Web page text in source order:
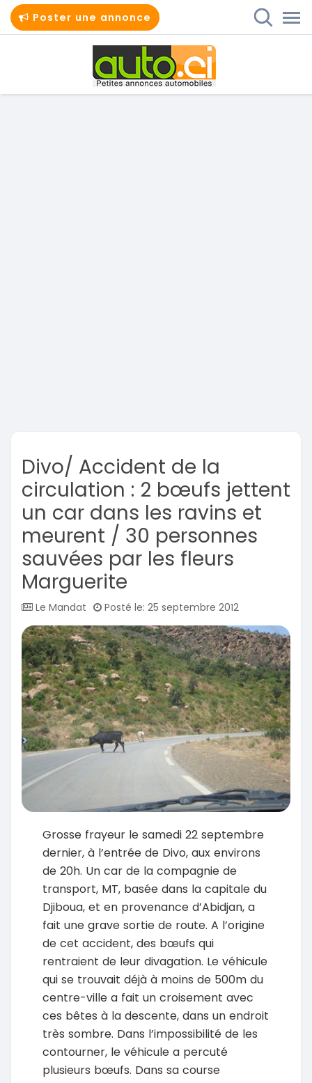
Poster une annonce
Divo/ Accident de la
circulation : 2 bœufs jettent
un car dans les ravins et
meurent / 30 personnes
sauvées par les fleurs
Marguerite
Le Mandat Posté le: 25 septembre 2012
Grosse frayeur le samedi 22 septembre
dernier, à l’entrée de Divo, aux environs
de 20h. Un car de la compagnie de
transport, MT, basée dans la capitale du
Djiboua, et en provenance d’Abidjan, a
fait une grave sortie de route. A l’origine
de cet accident, des bœufs qui
rentraient de leur divagation. Le véhicule
qui se trouvait déjà à moins de 500m du
centre-ville a fait un croisement avec
ces bêtes à la descente, dans un endroit
très sombre. Dans l’impossibilité de les
contourner, le véhicule a percuté
plusieurs bœufs. Dans sa course